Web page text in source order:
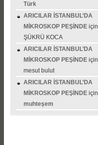
Türk
ARICILAR İSTANBUL’DA
MİKROSKOP PEŞİNDE için
ŞÜKRÜ KOCA
ARICILAR İSTANBUL’DA
MİKROSKOP PEŞİNDE için
mesut bulut
ARICILAR İSTANBUL’DA
MİKROSKOP PEŞİNDE için
muhteşem